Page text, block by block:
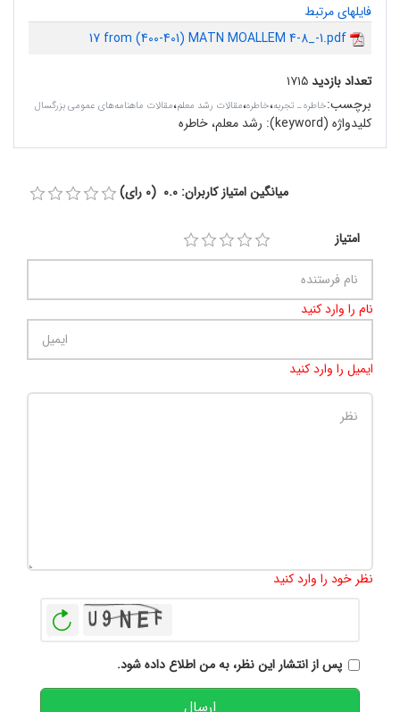
فایلهای مرتبط
17 from (400-401) MATN MOALLEM 4-8_-1.pdf
تعداد بازدید۱۷۱۵
برچسب:خاطره ـ تجربه،خاطره،مقالات رشد معلم،مقالات ماهنامه‌های عمومی بزرگسال
کلیدواژه (keyword): رشد معلم، خاطره
میانگین امتیاز کاربران: 0.0 (0 رای)
امتیاز
نام را وارد کنید
ایمیل را وارد کنید
نظر خود را وارد کنید
پس از انتشار این نظر، به من اطلاع داده شود.
ارسال